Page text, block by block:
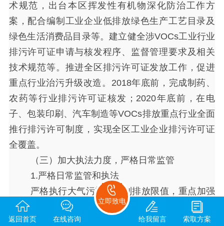
术规范，出台本区挥发性有机物深化防治工作方
案，配合编制工业企业低排放绿色生产工艺目录及
绿色生活消费品目录等。建立健全涉VOCs工业行业
排污许可证申请与核发程序、监督管理要求及相关
技术规范等。推进全区排污许可证发放工作，促进
重点行业治污升级改造。2018年底前，完成制药、
农药等行业排污许可证核发；2020年底前，在电
子、包装印刷、汽车制造等VOCs排放重点行业全面
推行排污许可制度，实现全区工业企业排污许可证
全覆盖。
（三）加大执法力度，严格日常监管
1.严格日常监管和执法
严格执行大气污染物特别排放限值，重点加强
对燃煤锅炉和窑炉、挥发性有机物排放源、重污染
工业企业和结构调整企业，以及扬尘产生源和社会
返回首页 在线咨询 给我留言 索取方案
立即致电